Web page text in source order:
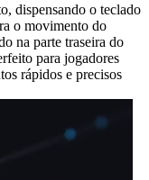
dispensando o teclado
o movimento do
na parte traseira do
para jogadores
rápidos e precisos